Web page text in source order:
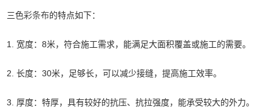
三色彩条布的特点如下：
1. 宽度：8米，符合施工需求，能满足大面积覆盖或施工的需要。
2. 长度：30米，足够长，可以减少接缝，提高施工效率。
3. 厚度：特厚，具有较好的抗压、抗拉强度，能承受较大的外力。